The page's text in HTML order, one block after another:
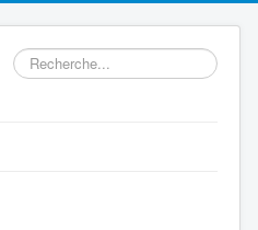
Rechercher